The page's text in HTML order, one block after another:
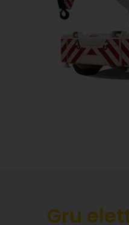
Gru